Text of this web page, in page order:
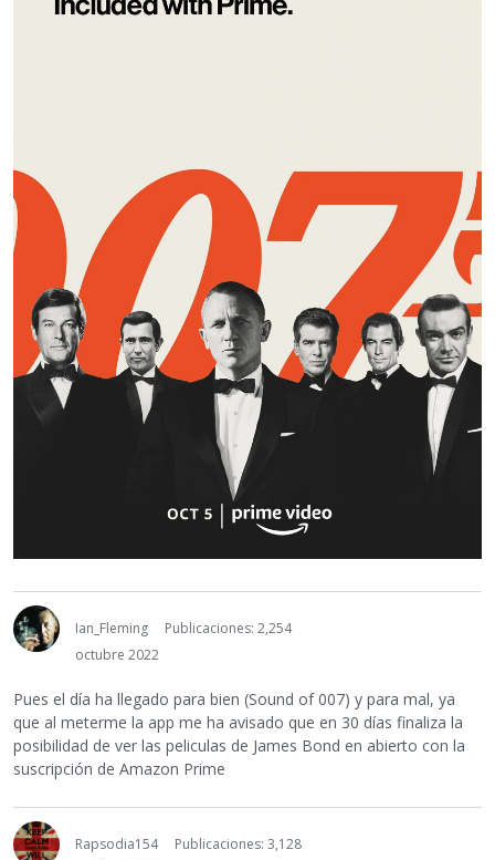
Ian_Fleming
Publicaciones: 2,254
octubre 2022
Pues el día ha llegado para bien (Sound of 007) y para mal, ya
que al meterme la app me ha avisado que en 30 días finaliza la
posibilidad de ver las peliculas de James Bond en abierto con la
suscripción de Amazon Prime
Rapsodia154
Publicaciones: 3,128